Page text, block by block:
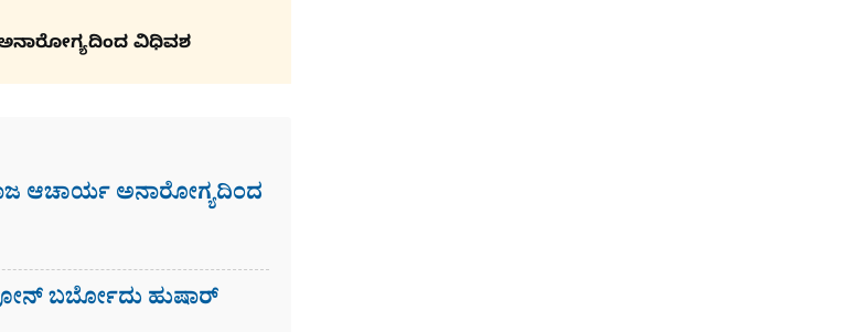
ವಿಧಿವಶ
ಆಚಾರ್ಯ ಅನಾರೋಗ್ಯದಿಂದ
ಬರ್ಬೋದು ಹುಷಾರ್​​